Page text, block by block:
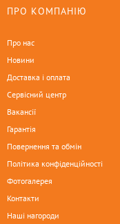
ПРО КОМПАНІЮ
Про нас
Новини
Доставка і оплата
Сервісний центр
Вакансії
Гарантія
Повернення та обмін
Політика конфіденційності
Фотогалерея
Контакти
Наші нагороди